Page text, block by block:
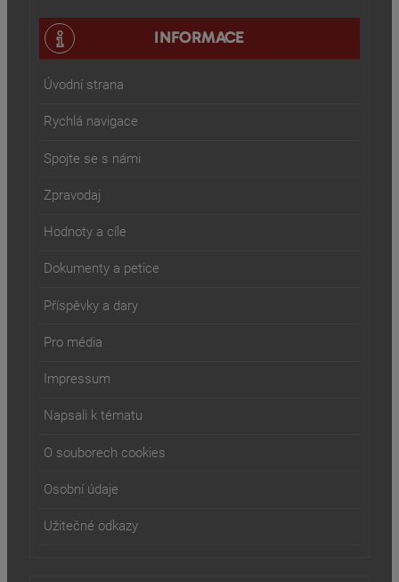
INFORMACE
Úvodní strana
Rychlá navigace
Spojte se s námi
Zpravodaj
Hodnoty a cíle
Dokumenty a petice
Příspěvky a dary
Pro média
Impressum
Napsali k tématu
O souborech cookies
Osobní údaje
Užitečné odkazy